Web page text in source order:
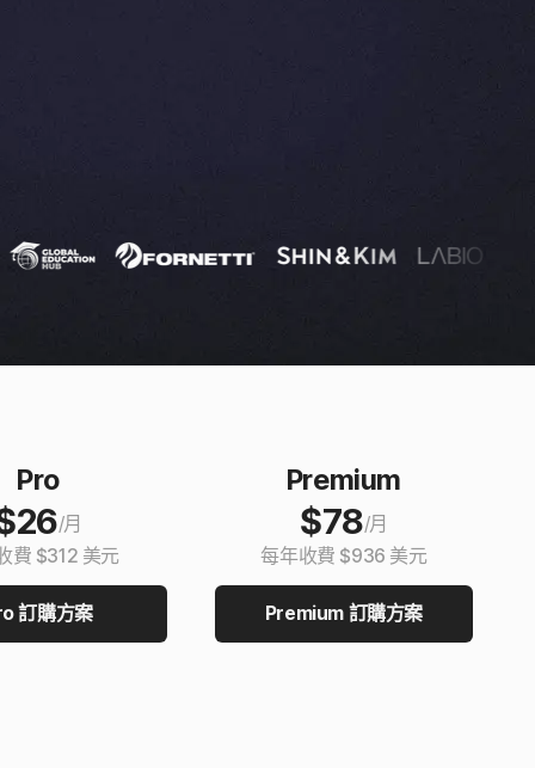
Pro
26/月
費 $312 美元
訂購方案
Premium
$78/月
每年收費 $936 美元
Premium 訂購方案